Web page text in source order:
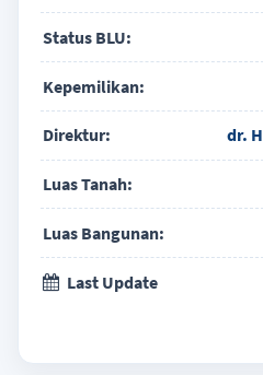
Status BLU:
Kepemilikan:
Direktur: dr.
Luas Tanah:
Luas Bangunan:
Last Update